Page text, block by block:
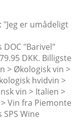
"Jeg er umådeligt
"Barivel"
DKK. Billigste
> Økologisk vin >
hvidvin >
vin > Italien >
Vin fra Piemonte
Wine